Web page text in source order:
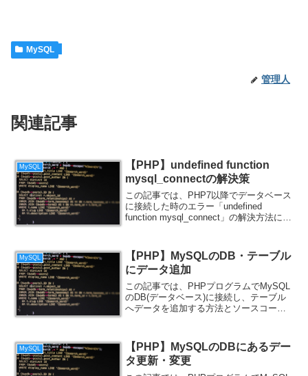
MySQL
管理人
関連記事
MySQL
【PHP】undefined function
mysql_connectの解決策
この記事では、PHP7以降でデータベース
に接続した時のエラー「undefined
function mysql_connect」の解決方法につ
MySQL
【PHP】MySQLのDB・テーブル
にデータ追加
この記事では、PHPプログラムでMySQL
のDB(データベース)に接続し、テーブル
へデータを追加する方法とソースコード
MySQL
【PHP】MySQLのDBにあるデー
タ更新・変更